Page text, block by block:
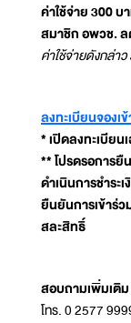
ค่าใช้จ่าย 300 บ
สมาชิก อพวช. ล
ค่าใช้จ่ายดังกล่า
ลงทะเบียนจอง
* เปิดลงทะเบีย
** โปรดรอการ
ดำเนินการชำระ
ยืนยันการเข้าร่
สละสิทธิ์
สอบถามเพิ่มเติม
โทร. 0 2577